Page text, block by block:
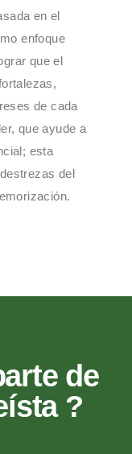
en el
enfoque
que el
de cada
que ayude a
esta
del
de
?